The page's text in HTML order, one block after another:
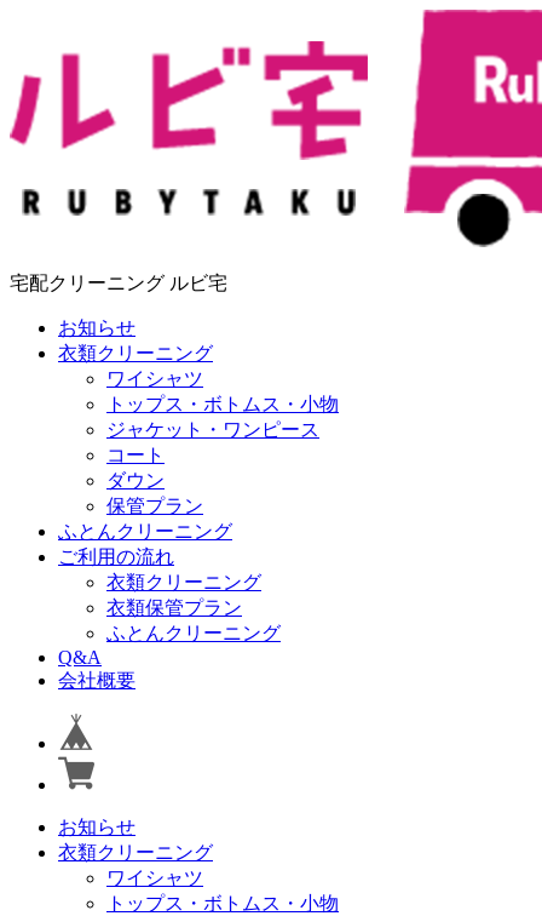
宅配クリーニング ルビ宅
お知らせ
衣類クリーニング
ワイシャツ
トップス・ボトムス・小物
ジャケット・ワンピース
コート
ダウン
保管プラン
ふとんクリーニング
ご利用の流れ
衣類クリーニング
衣類保管プラン
ふとんクリーニング
Q&A
会社概要
お知らせ
衣類クリーニング
ワイシャツ
トップス・ボトムス・小物